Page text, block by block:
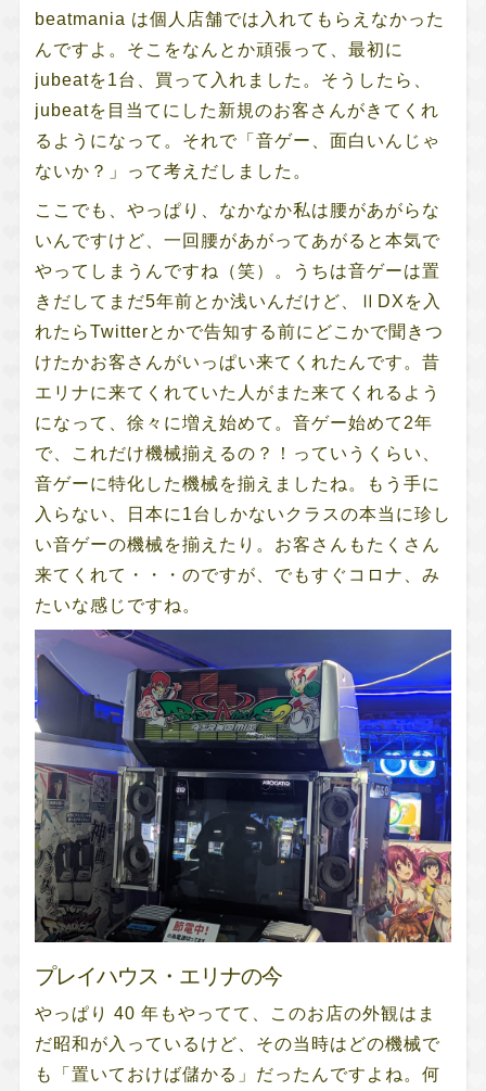
beatmania は個人店舗では入れてもらえなかった
んですよ。そこをなんとか頑張って、最初に
jubeatを1台、買って入れました。そうしたら、
jubeatを目当てにした新規のお客さんがきてくれ
るようになって。それで「音ゲー、面白いんじゃ
ないか？」って考えだしました。
ここでも、やっぱり、なかなか私は腰があがらな
いんですけど、一回腰があがってあがると本気で
やってしまうんですね（笑）。うちは音ゲーは置
きだしてまだ5年前とか浅いんだけど、ⅡDXを入
れたらTwitterとかで告知する前にどこかで聞きつ
けたかお客さんがいっぱい来てくれたんです。昔
エリナに来てくれていた人がまた来てくれるよう
になって、徐々に増え始めて。音ゲー始めて2年
で、これだけ機械揃えるの？！っていうくらい、
音ゲーに特化した機械を揃えましたね。もう手に
入らない、日本に1台しかないクラスの本当に珍し
い音ゲーの機械を揃えたり。お客さんもたくさん
来てくれて・・・のですが、でもすぐコロナ、み
たいな感じですね。
プレイハウス・エリナの今
やっぱり 40 年もやってて、このお店の外観はま
だ昭和が入っているけど、その当時はどの機械で
も「置いておけば儲かる」だったんですよね。何